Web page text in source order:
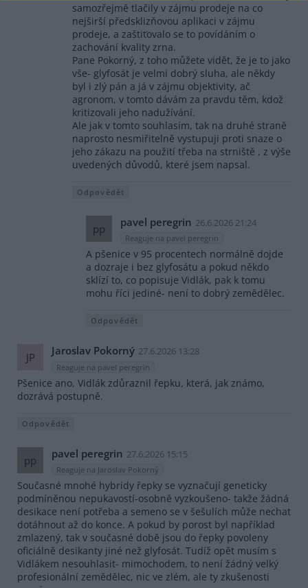
samozřejmě tlačily v zájmu prodeje na co
nejširší předsklizňovou aplikaci v zájmu
prodeje, a zaštiťovalo se to povídáním o
zachování kvality zrna.
Pane Pokorný, z toho můžete vidět, že je to jako
vše- glyfosát je velmi dobrý sluha, ale někdy
byl i zlý pán a já v zájmu objektivity, ač
agronom, v tomto dávám za pravdu těm, kdož
kritizovali jeho nadužívání.
Ale jak v tomto souhlasím, tak na druhé straně
naprosto nesmiřitelně vystupuji proti snaze o
jeho zákazu na použití třeba na strniště , z výše
uvedených důvodů, které jsem napsal.
Odpovědět
pp pavel peregrin 26.6.2026 21:24
Reaguje na pavel peregrin
A pšenice v 95 procentech normálně dojde
a dozraje i bez glyfosátu a pokud někdo
sklízí to, co popisuje Vidlák, pak k tomu
mohu říci jediné- není to dobrý zemědělec.
Odpovědět
JP Jaroslav Pokorný 27.6.2026 13:28
Reaguje na pavel peregrin
Pšenice ano, Vidlák zdůraznil řepku, která, jak známo,
dozrává postupně.
Odpovědět
pp pavel peregrin 27.6.2026 15:15
Reaguje na Jaroslav Pokorný
Současné mnohé hybridy řepky se vyznačují geneticky
podmíněnou nepukavostí-osobně vyzkoušeno- takže žádná
desikace není potřeba a semeno se v šešulích může nechat
dotáhnout až do konce. A pokud by porost byl například
zmlazený, tak v současné době jsou do řepky povoleny
oficiálně desikanty jiné než glyfosát. Tudíž opět musím s
Vidlákem nesouhlasit- mimochodem, to není žádný velký
profesionální zemědělec, nic ve zlém, ale ty zkušenosti